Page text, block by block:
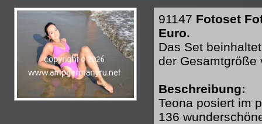
91147 Fotoset
Euro.
Das Set
der Gesamtgröße
Beschreibung:
Teona posiert im
136